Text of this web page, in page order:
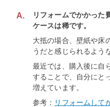
A.
リフォームでかかった
ケースは稀です。
大抵の場合、壁紙や床
うだと感じられるよう
最近では、購入後に自
することで、自分にと
増えています。
参考： リフォームして